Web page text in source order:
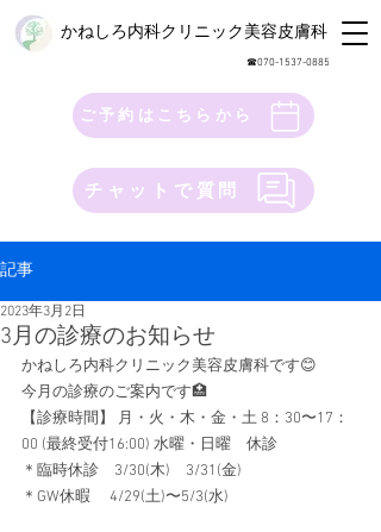
かねしろ内科クリニック美容皮膚科
​☎︎070-1537-0885
ご予約はこちらから
チャットで質問
記事
3月の診療のお知らせ
2023年3月2日
かねしろ内科クリニック美容皮膚科です😊
今月の診療のご案内です🏥
【診療時間】 月・火・木・金・土 8：30〜17：
00 (最終受付16:00) 水曜・日曜　休診
＊臨時休診　3/30(木)　3/31(金)
＊GW休暇　 4/29(土)〜5/3(水)